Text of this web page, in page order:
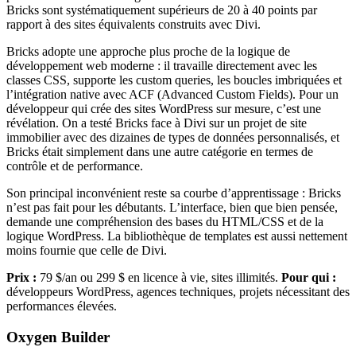
Bricks sont systématiquement supérieurs de 20 à 40 points par
rapport à des sites équivalents construits avec Divi.
Bricks adopte une approche plus proche de la logique de
développement web moderne : il travaille directement avec les
classes CSS, supporte les custom queries, les boucles imbriquées et
l’intégration native avec ACF (Advanced Custom Fields). Pour un
développeur qui crée des sites WordPress sur mesure, c’est une
révélation. On a testé Bricks face à Divi sur un projet de site
immobilier avec des dizaines de types de données personnalisés, et
Bricks était simplement dans une autre catégorie en termes de
contrôle et de performance.
Son principal inconvénient reste sa courbe d’apprentissage : Bricks
n’est pas fait pour les débutants. L’interface, bien que bien pensée,
demande une compréhension des bases du HTML/CSS et de la
logique WordPress. La bibliothèque de templates est aussi nettement
moins fournie que celle de Divi.
Prix : 79 $/an ou 299 $ en licence à vie, sites illimités. Pour qui :
développeurs WordPress, agences techniques, projets nécessitant des
performances élevées.
Oxygen Builder